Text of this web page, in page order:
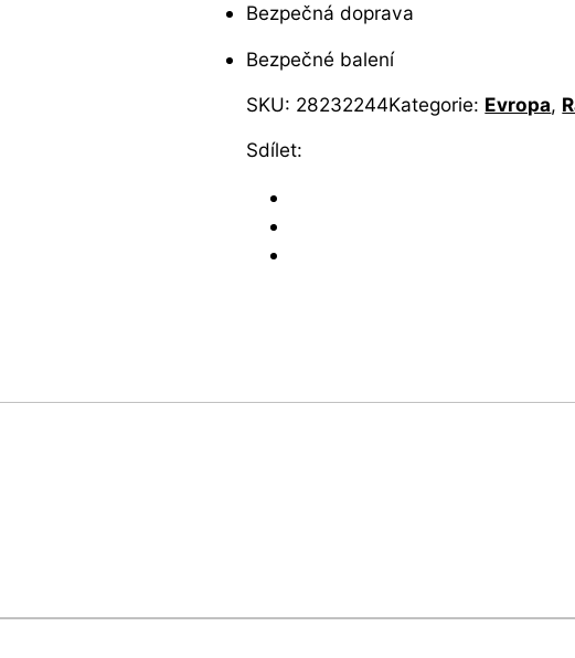
Bezpečná doprava
Bezpečné balení
SKU: 28232244Kategorie: Evropa,
Sdílet: